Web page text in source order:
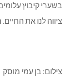
בשערי קיבוץ
ציווה לנו את
צילום: בן עמי מוסק